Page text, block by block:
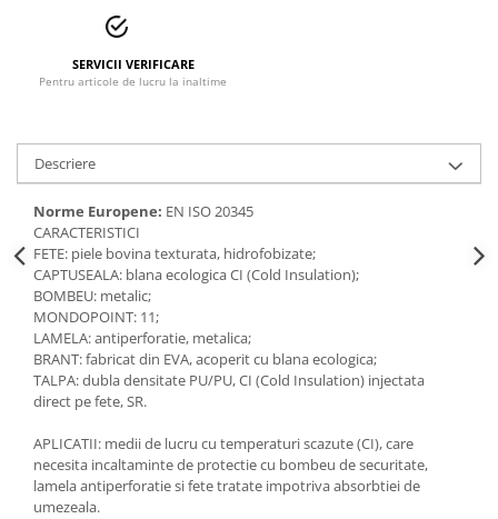
Sisteme de acces in canale
Incaltaminte
Sandale de protectie
Bocanci de protectie
Accesorii
Cizme de protectie
Incaltaminte alba de protectie
Incaltaminte ESD
Pantofi fara protectie
Saboti
SERVICII VERIFICARE
Pentru articole de lucru la inaltime
Descriere
Norme Europene: EN ISO 20345
CARACTERISTICI
FETE: piele bovina texturata, hidrofobizate;
CAPTUSEALA: blana ecologica CI (Cold Insulation);
BOMBEU: metalic;
MONDOPOINT: 11;
LAMELA: antiperforatie, metalica;
BRANT: fabricat din EVA, acoperit cu blana ecologica;
TALPA: dubla densitate PU/PU, CI (Cold Insulation) injectata
direct pe fete, SR.
APLICATII: medii de lucru cu temperaturi scazute (CI), care
necesita incaltaminte de protectie cu bombeu de securitate,
lamela antiperforatie si fete tratate impotriva absorbtiei de
umezeala.